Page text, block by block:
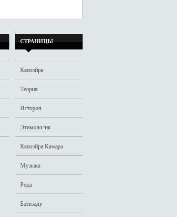
СТРАНИЦЫ
Капоэйра
Теория
История
Этимология
Капоэйра Камара
Музыка
Рода
Батизаду